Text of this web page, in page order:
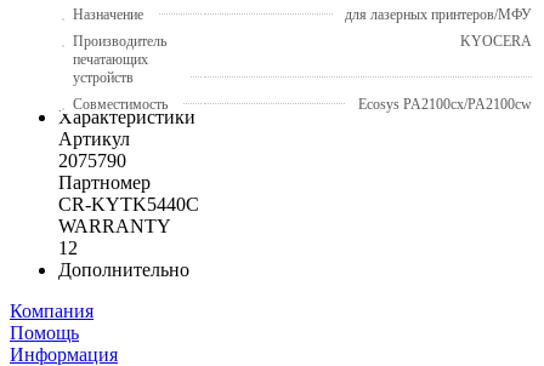
Назначение
для лазерных принтеров/МФУ
Производитель
печатающих
устройств
KYOCERA
Совместимость Ecosys PA2100cx/PA2100cw
Характеристики
Артикул
2075790
Партномер
CR-KYTK5440C
WARRANTY
12
Дополнительно
Компания
Помощь
Информация